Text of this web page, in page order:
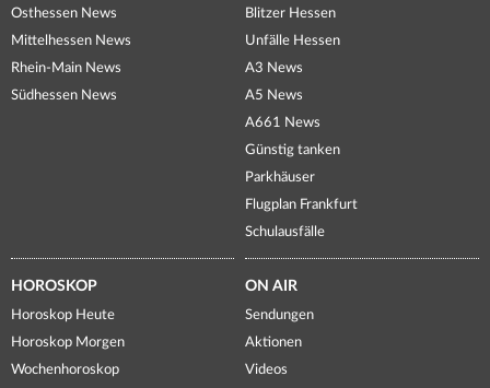
Osthessen News
Mittelhessen News
Rhein-Main News
Südhessen News
Blitzer Hessen
Unfälle Hessen
A3 News
A5 News
A661 News
Günstig tanken
Parkhäuser
Flugplan Frankfurt
Schulausfälle
HOROSKOP
Horoskop Heute
Horoskop Morgen
Wochenhoroskop
ON AIR
Sendungen
Aktionen
Videos